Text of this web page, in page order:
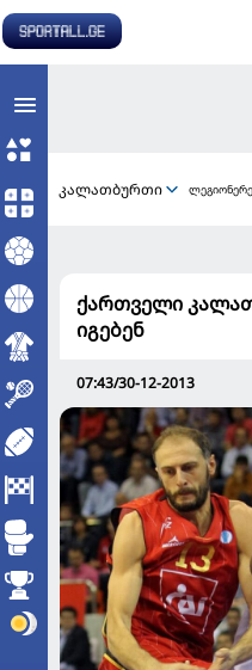
კალათბურთი
ქართველი
იგებენ
07:43/30-12-2013